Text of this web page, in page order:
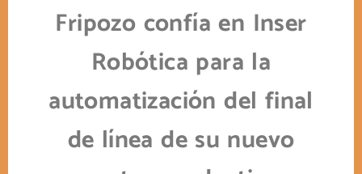
Fripozo confía en Inser
Robótica para la
automatización del final
de línea de su nuevo